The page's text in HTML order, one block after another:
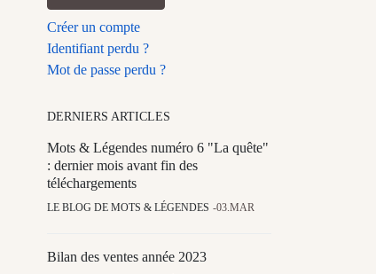
Créer un compte
Identifiant perdu ?
Mot de passe perdu ?
DERNIERS ARTICLES
Mots & Légendes numéro 6 "La quête"
: dernier mois avant fin des
téléchargements
LE BLOG DE MOTS & LÉGENDES 03.MAR
Bilan des ventes année 2023